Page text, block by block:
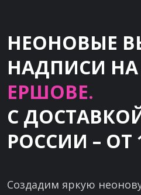
НЕОНОВЫЕ
НАДПИСИ НА
ЕРШОВЕ.
С
РОССИИ – ОТ
Создадим яркую